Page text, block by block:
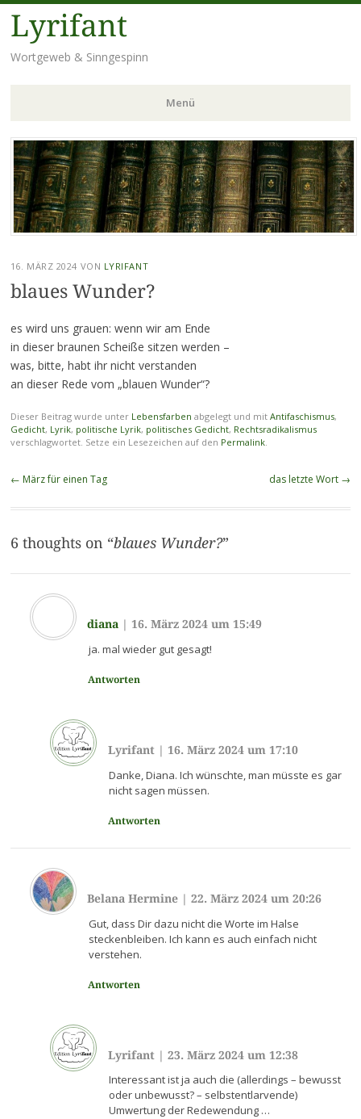
Lyrifant
Wortgeweb & Sinngespinn
Menü
Zum
Inhalt
springen
16. MÄRZ 2024 VON LYRIFANT
blaues Wunder?
es wird uns grauen: wenn wir am Ende
in dieser braunen Scheiße sitzen werden –
was, bitte, habt ihr nicht verstanden
an dieser Rede vom „blauen Wunder“?
Dieser Beitrag wurde unter Lebensfarben abgelegt und mit Antifaschismus,
Gedicht, Lyrik, politische Lyrik, politisches Gedicht, Rechtsradikalismus
verschlagwortet. Setze ein Lesezeichen auf den Permalink.
Beitragsnavigation
← März für einen Tag das letzte Wort →
6 thoughts on “blaues Wunder?”
diana | 16. März 2024 um 15:49
ja. mal wieder gut gesagt!
Antworten
Lyrifant| 16. März 2024 um 17:10
Danke, Diana. Ich wünschte, man müsste es gar
nicht sagen müssen.
Antworten
Belana Hermine |22. März 2024 um 20:26
Gut, dass Dir dazu nicht die Worte im Halse
steckenbleiben. Ich kann es auch einfach nicht
verstehen.
Antworten
Lyrifant | 23. März 2024 um 12:38
Interessant ist ja auch die (allerdings – bewusst
oder unbewusst? – selbstentlarvende)
Umwertung der Redewendung …